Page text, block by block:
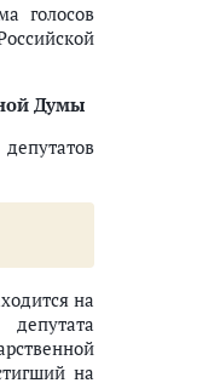
голосов
Думы
на
на